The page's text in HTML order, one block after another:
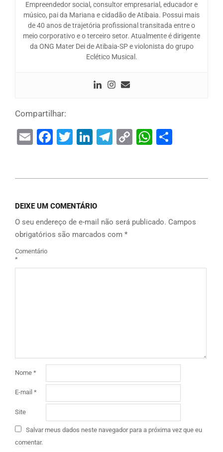
Empreendedor social, consultor empresarial, educador e
músico, pai da Mariana e cidadão de Atibaia. Possui mais
de 40 anos de trajetória profissional transitada entre o
meio corporativo e o terceiro setor. Atualmente é dirigente
da ONG Mater Dei de Atibaia-SP e violonista do grupo
Eclético Musical.
Compartilhar:
EmailFacebook
Twitter
LinkedIn
Telegram
Copy
DEIXE UM COMENTÁRIO
O seu endereço de e-mail não será publicado. Campos
obrigatórios são marcados com *
Comentário
*
Nome *
E-mail *
Site
Salvar meus dados neste navegador para a próxima vez que eu
comentar.